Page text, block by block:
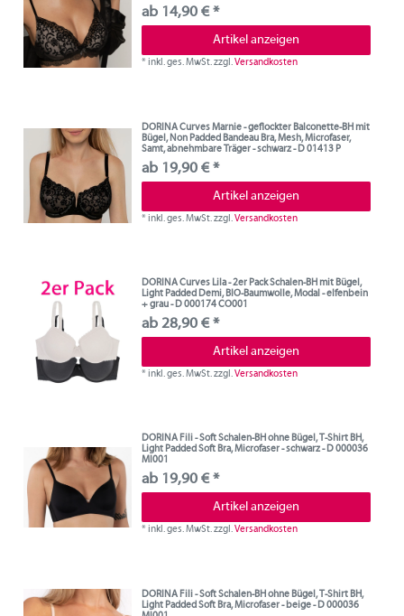
ab 14,90 € *
Artikel anzeigen
*inkl. ges. MwSt.zzgl.Versandkosten
DORINA Curves Marnie - geflockter Balconette-BH mit
Bügel, Non Padded Bandeau Bra, Mesh, Microfaser,
Samt, abnehmbare Träger - schwarz - D 01413 P
ab 19,90 € *
Artikel anzeigen
*inkl. ges. MwSt.zzgl.Versandkosten
DORINA Curves Lila - 2er Pack Schalen-BH mit Bügel,
Light Padded Demi, BIO-Baumwolle, Modal - elfenbein
+ grau - D 000174 CO001
ab 28,90 € *
Artikel anzeigen
*inkl. ges. MwSt.zzgl.Versandkosten
DORINA Fili - Soft Schalen-BH ohne Bügel, T-Shirt BH,
Light Padded Soft Bra, Microfaser - schwarz - D 000036
MI001
ab 19,90 € *
Artikel anzeigen
*inkl. ges. MwSt.zzgl.Versandkosten
DORINA Fili - Soft Schalen-BH ohne Bügel, T-Shirt BH,
Light Padded Soft Bra, Microfaser - beige - D 000036